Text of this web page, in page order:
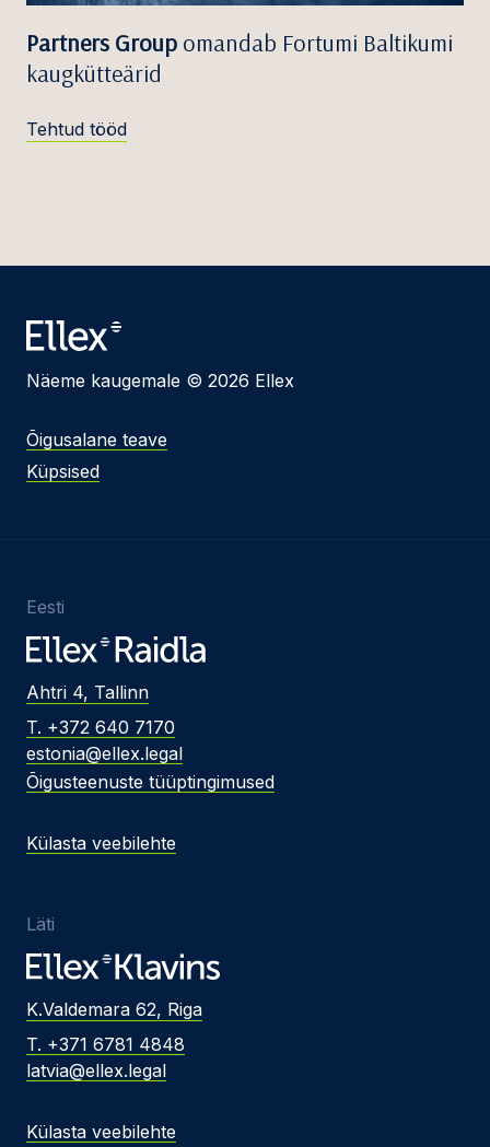
Partners Group omandab Fortumi Baltikumi
kaugkütteärid
Tehtud tööd
Näeme kaugemale © 2026 Ellex
Õigusalane teave
Küpsised
Eesti
Ahtri 4, Tallinn
T. +372 640 7170
estonia@ellex.legal
Õigusteenuste tüüptingimused
Külasta veebilehte
Läti
K.Valdemara 62, Riga
T. +371 6781 4848
latvia@ellex.legal
Külasta veebilehte